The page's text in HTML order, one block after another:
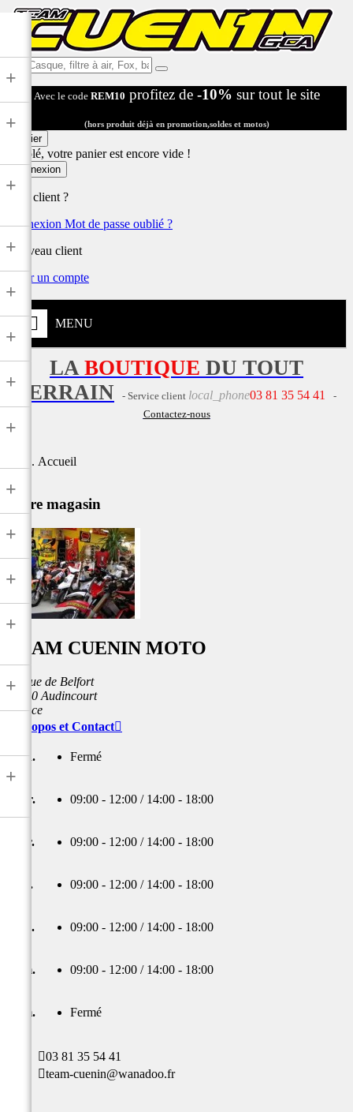
Ex:
Casque,
filtre
air,
Fox,
...
Avec le code REM10 profitez de -10% sur tout le site
(hors produit déjà en promotion,soldes et motos)
Panier
Désolé, votre panier est encore vide !
Connexion
Déjà client ?
Connexion Mot de passe oublié ?
Nouveau client
Créer un compte
MENU
+
+
+
+
+
+
+
+
+
+
+
+
+
+
LA BOUTIQUE DU TOUT
TERRAIN
- Service client local_phone03 81 35 54 41
-
Contactez-nous
Accueil
Notre magasin
TEAM CUENIN MOTO
26 Rue de Belfort
25400 Audincourt
France
À propos et Contact
Lun. Fermé
Mar. 09:00 - 12:00 / 14:00 - 18:00
Mer. 09:00 - 12:00 / 14:00 - 18:00
Jeu. 09:00 - 12:00 / 14:00 - 18:00
Ven. 09:00 - 12:00 / 14:00 - 18:00
Sam. 09:00 - 12:00 / 14:00 - 18:00
Dim. Fermé
03 81 35 54 41
team-cuenin@wanadoo.fr